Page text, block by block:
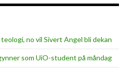
no vil Sivert Angel bli dekan
som UiO-student på måndag